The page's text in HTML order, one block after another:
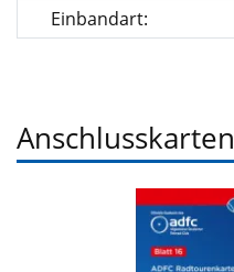
Einbandart:
Anschlusskarten